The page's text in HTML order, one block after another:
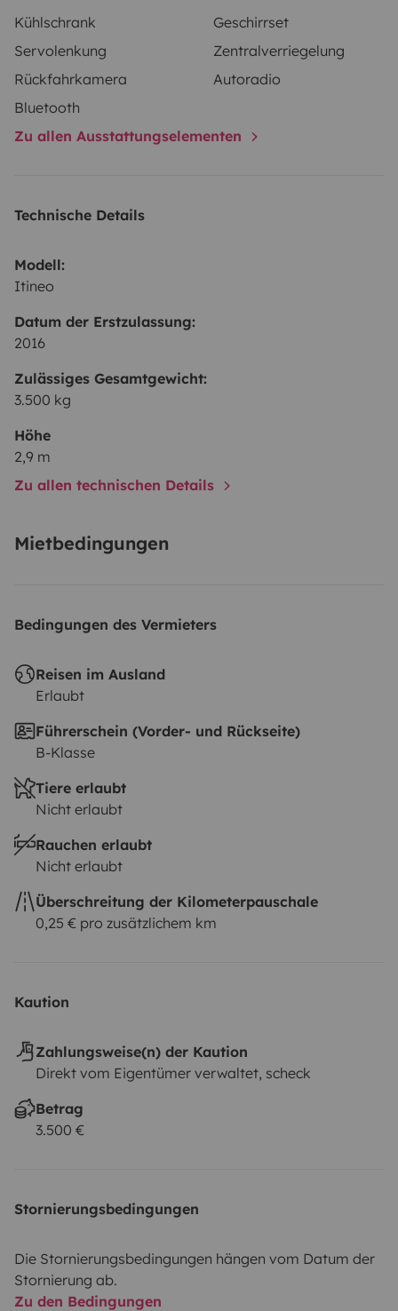
Kühlschrank
Geschirrset
Servolenkung
Zentralverriegelung
Rückfahrkamera
Autoradio
Bluetooth
Zu allen Ausstattungselementen
Technische Details
Modell:
Itineo
Datum der Erstzulassung:
2016
Zulässiges Gesamtgewicht:
3.500 kg
Höhe
2,9 m
Zu allen technischen Details
Mietbedingungen
Bedingungen des Vermieters
Reisen im Ausland
Erlaubt
Führerschein (Vorder- und Rückseite)
B-Klasse
Tiere erlaubt
Nicht erlaubt
Rauchen erlaubt
Nicht erlaubt
Überschreitung der Kilometerpauschale
0,25 € pro zusätzlichem km
Kaution
Zahlungsweise(n) der Kaution
Direkt vom Eigentümer verwaltet, scheck
Betrag
3.500 €
Stornierungsbedingungen
Die Stornierungsbedingungen hängen vom Datum der
Stornierung ab.
Zu den Bedingungen